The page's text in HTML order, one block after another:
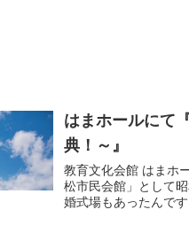
はまホールにて
典！～』
教育文化会館 はまホ
松市民会館」として
婚式場もあったんで